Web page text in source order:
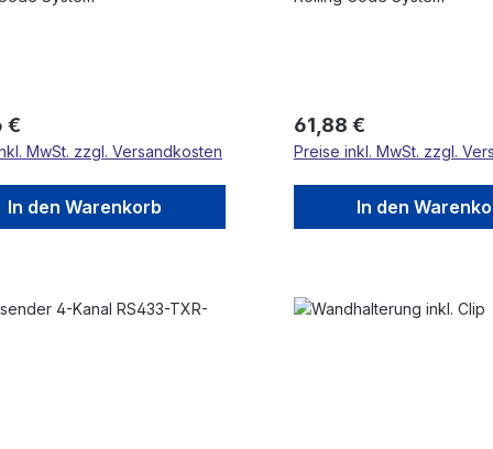
Preis:
€
MwSt. zzgl. Versandkosten
In den Warenkorb
Regulärer Preis:
61,88 €
Preise inkl. MwSt. zzgl.
In den